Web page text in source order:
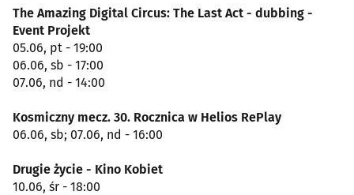
The Amazing Digital Circus: The Last Act - dubbing -
Event Projekt
05.06, pt - 19:00
06.06, sb - 17:00
07.06, nd - 14:00
Kosmiczny mecz. 30. Rocznica w Helios RePlay
06.06, sb; 07.06, nd - 16:00
Drugie życie - Kino Kobiet
10.06, śr - 18:00